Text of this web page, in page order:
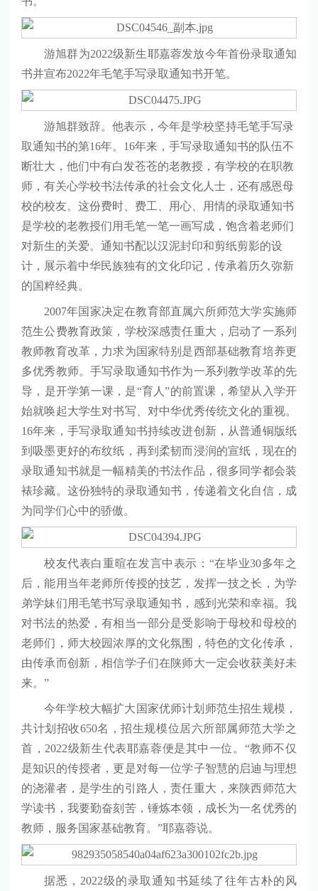
游旭群为2022级新生耶嘉蓉发放今年首份录取通知
书并宣布2022年毛笔手写录取通知书开笔。
游旭群致辞。他表示，今年是学校坚持毛笔手写录
取通知书的第16年。16年来，手写录取通知书的队伍不
断壮大，他们中有白发苍苍的老教授，有学校的在职教
师，有关心学校书法传承的社会文化人士，还有感恩母
校的校友。这份费时、费工、用心、用情的录取通知书
是学校的老教授们用毛笔一笔一画写成，饱含着老师们
对新生的关爱。通知书配以汉泥封印和剪纸剪影的设
计，展示着中华民族独有的文化印记，传承着历久弥新
的国粹经典。
2007年国家决定在教育部直属六所师范大学实施师
范生公费教育政策，学校深感责任重大，启动了一系列
教师教育改革，力求为国家特别是西部基础教育培养更
多优秀教师。手写录取通知书作为一系列教学改革的先
导，是开学第一课，是“育人”的前置课，希望从入学开
始就唤起大学生对书写、对中华优秀传统文化的重视。
16年来，手写录取通知书持续改进创新，从普通铜版纸
到吸墨更好的布纹纸，再到柔韧而浸润的宣纸，现在的
录取通知书就是一幅精美的书法作品，很多同学都会装
裱珍藏。这份独特的录取通知书，传递着文化自信，成
为同学们心中的骄傲。
校友代表白重暄在发言中表示：“在毕业30多年之
后，能用当年老师所传授的技艺，发挥一技之长，为学
弟学妹们用毛笔书写录取通知书，感到光荣和幸福。我
对书法的热爱，有相当一部分是受影响于母校和母校的
老师们，师大校园浓厚的文化氛围，特色的文化传承，
由传承而创新，相信学子们在陕师大一定会收获美好未
来。”
今年学校大幅扩大国家优师计划师范生招生规模，
共计划招收650名，招生规模位居六所部属师范大学之
首，2022级新生代表耶嘉蓉便是其中一位。“教师不仅
是知识的传授者，更是对每一位学子智慧的启迪与理想
的浇灌者，是学生的引路人，责任重大，来陕西师范大
学读书，我要勤奋刻苦，锤炼本领，成长为一名优秀的
教师，服务国家基础教育。”耶嘉蓉说。
据悉，2022级的录取通知书延续了往年古朴的风